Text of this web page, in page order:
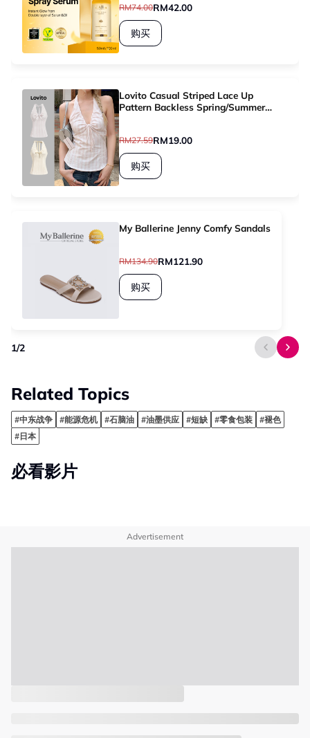
RM74.00RM42.00
购买
Lovito Casual Striped Lace Up
Pattern Backless Spring/Summer
RM27.59RM19.00
购买
My Ballerine Jenny Comfy Sandals
RM134.90RM121.90
购买
1/2
Related Topics
#中东战争 #能源危机 #石脑油 #油墨供应 #短缺 #零食包装
#褪色
#日本
必看影片
Advertisement